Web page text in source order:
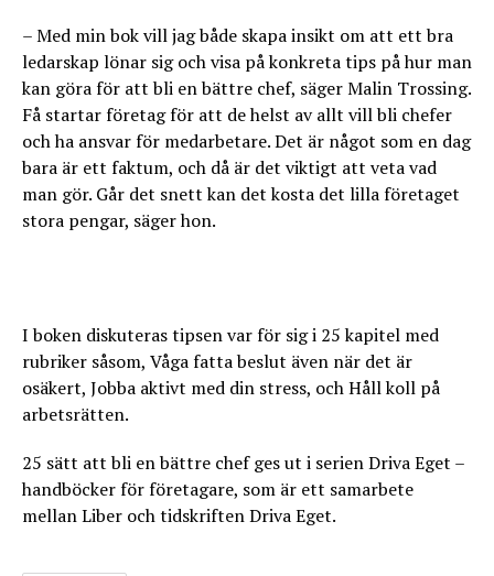
– Med min bok vill jag både skapa insikt om att ett bra
ledarskap lönar sig och visa på konkreta tips på hur man
kan göra för att bli en bättre chef, säger Malin Trossing.
Få startar företag för att de helst av allt vill bli chefer
och ha ansvar för medarbetare. Det är något som en dag
bara är ett faktum, och då är det viktigt att veta vad
man gör. Går det snett kan det kosta det lilla företaget
stora pengar, säger hon.
I boken diskuteras tipsen var för sig i 25 kapitel med
rubriker såsom, Våga fatta beslut även när det är
osäkert, Jobba aktivt med din stress, och Håll koll på
arbetsrätten.
25 sätt att bli en bättre chef ges ut i serien Driva Eget –
handböcker för företagare, som är ett samarbete
mellan Liber och tidskriften Driva Eget.